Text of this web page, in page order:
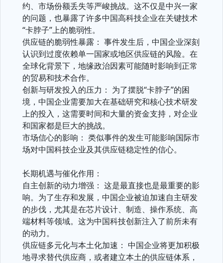
约、市场份额丢失等严峻挑战。这不仅是中兴一家
的问题，也暴露了许多中国高科技企业在关键技术
“卡脖子”上的脆弱性。
供应链的脆弱性暴露： 事件发生后，中国企业深刻
认识到过度依赖单一国家或地区供应链的风险。在
全球化背景下，地缘政治因素可能随时影响到正常
的贸易和技术合作。
创新与研发投入的压力： 为了摆脱“卡脖子”的困
境，中国企业需要加大在基础研究和核心技术研发
上的投入，这需要时间和大量的资金支持，对企业
和国家都是巨大的挑战。
市场信心的影响： 类似事件的发生可能影响国际市
场对中国科技企业及其供应链稳定性的信心。
长期机遇与催化作用：
自主创新的动力增强： 这是最直接也是最重要的影
响。为了生存和发展，中国企业被迫加速自主研发
的步伐，尤其是在芯片设计、制造、操作系统、高
端材料等领域。这为中国科技创新注入了前所未有
的动力。
供应链多元化与本土化加速： 中国企业将更加积极
地寻求替代供应商，或者建立本土的供应链体系，